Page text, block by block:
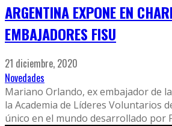
ARGENTINA EXPONE EN
EMBAJADORES FISU
21 diciembre, 2020
Novedades
Mariano Orlando, ex embajador de
la Academia de Líderes Voluntarios
único en el mundo desarrollado por